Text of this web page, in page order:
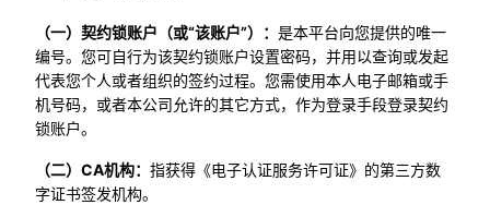
（一）契约锁账户（或“该账户”）： 是本平台向您提供的唯一
编号。您可自行为该契约锁账户设置密码，并用以查询或发起
代表您个人或者组织的签约过程。您需使用本人电子邮箱或手
机号码，或者本公司允许的其它方式，作为登录手段登录契约
锁账户。
（二）CA机构： 指获得《电子认证服务许可证》的第三方数
字证书签发机构。